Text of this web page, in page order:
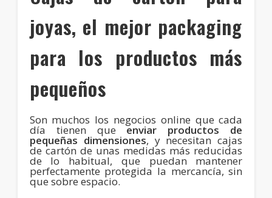
joyas, el mejor packaging
para los productos más
pequeños
Son muchos los negocios online que cada
día tienen queenviar productos de
pequeñas dimensiones, y necesitan cajas
de cartón de unas medidas más reducidas
de lo habitual, que puedan mantener
perfectamente protegida la mercancía, sin
que sobre espacio.